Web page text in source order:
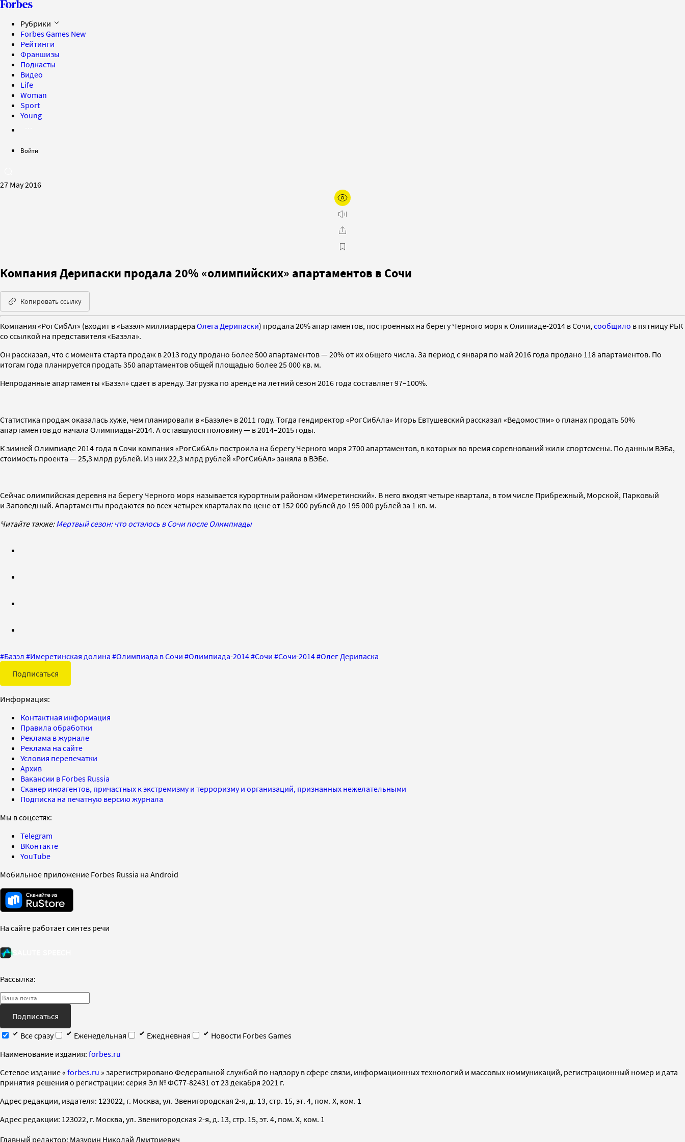
Рубрики
Forbes Games New
Рейтинги
Франшизы
Подкасты
Видео
Life
Woman
Sport
Young
Войти
27 May 2016
Компания Дерипаски продала 20% «олимпийских» апартаментов в Сочи
Копировать ссылку
Компания «РогСибАл» (входит в «Базэл» миллиардера Олега Дерипаски) продала 20% апартаментов, построенных на берегу Черного моря к Олипиаде-2014 в Сочи, сообщило в пятницу РБК
со ссылкой на представителя «Базэла».
Он рассказал, что с момента старта продаж в 2013 году продано более 500 апартаментов—20% от их общего числа. За период с января по май 2016 года продано 118 апартаментов. По
итогам года планируется продать 350 апартаментов общей площадью более 25 000 кв. м.
Непроданные апартаменты «Базэл» сдает в аренду. Загрузка по аренде на летний сезон 2016 года составляет 97–100%.
Статистика продаж оказалась хуже, чем планировали в «Базэле» в 2011 году. Тогда гендиректор «РогСибАла» Игорь Евтушевский рассказал «Ведомостям» о планах продать 50%
апартаментов до начала Олимпиады-2014. А оставшуюся половину — в 2014–2015 годы.
К зимней Олимпиаде 2014 года в Сочи компания «РогСибАл» построила на берегу Черного моря 2700 апартаментов, в которых во время соревнований жили спортсмены. По данным ВЭБа,
стоимость проекта —25,3 млрд рублей. Из них 22,3 млрд рублей «РогСибАл» заняла в ВЭБе.
Сейчас олимпийская деревня на берегу Черного моря называется курортным районом «Имеретинский». В него входят четыре квартала, в том числе Прибрежный, Морской, Парковый
и Заповедный. Апартаменты продаются во всех четырех кварталах по цене от 152 000 рублей до 195 000 рублей за 1 кв. м.
Читайте также:Мертвый сезон: что осталось в Сочи после Олимпиады
#Базэл #Имеретинская долина #Олимпиада в Сочи #Олимпиада-2014#Сочи #Сочи-2014#Олег Дерипаска
Подписаться
Информация:
Контактная информация
Правила обработки
Реклама в журнале
Реклама на сайте
Условия перепечатки
Архив
Вакансии в Forbes Russia
Сканер иноагентов, причастных к экстремизму и терроризму и организаций, признанных нежелательными
Подписка на печатную версию журнала
Мы в соцсетях:
Telegram
ВКонтакте
YouTube
Мобильное приложение Forbes Russia на Android
На сайте работает синтез речи
Рассылка:
Подписаться
Все сразу
Еженедельная Ежедневная
Новости Forbes Games
Наименование издания: forbes.ru
Cетевое издание « forbes.ru » зарегистрировано Федеральной службой по надзору в сфере связи, информационных технологий и массовых коммуникаций, регистрационный номер и дата
принятия решения о регистрации: серия Эл № ФС77-82431 от 23 декабря 2021 г.
Адрес редакции, издателя: 123022, г. Москва, ул. Звенигородская 2-я, д. 13, стр. 15, эт. 4, пом. X, ком. 1
Адрес редакции: 123022, г. Москва, ул. Звенигородская 2-я, д. 13, стр. 15, эт. 4, пом. X, ком. 1
Главный редактор: Мазурин Николай Дмитриевич